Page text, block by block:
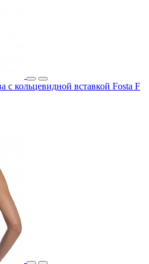
с кольцевидной вставкой Fosta F